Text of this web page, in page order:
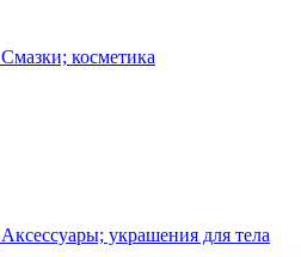
Смазки; косметика
Аксессуары; украшения для тела